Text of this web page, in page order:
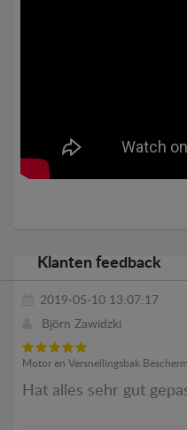
Klanten feedback
2019-05-10 13:07:17
Björn Zawidzki
Motor en Versnellingsbak
Hat alles sehr gut